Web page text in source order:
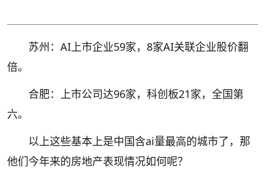
苏州：AI上市企业59家，8家AI关联企业股价翻
倍。
合肥：上市公司达96家，科创板21家，全国第
六。
以上这些基本上是中国含ai量最高的城市了，那
他们今年来的房地产表现情况如何呢？